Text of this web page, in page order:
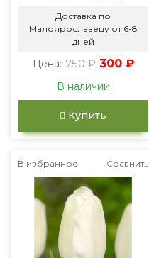
Доставка по
Малоярославецу от 6-8
дней
Цена: 750 ₽ 300 ₽
В наличии
Купить
В избранное Сравнить